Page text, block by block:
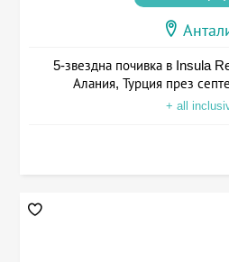
5-звездна почивка в Insula
Алания, Турция през
+ all